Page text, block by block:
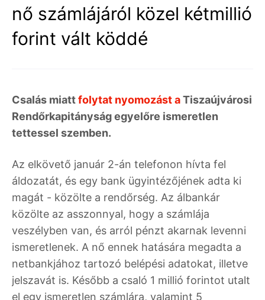
nő számlájáról közel kétmillió
forint vált köddé
Csalás miattfolytat nyomozást aTiszaújvárosi
Rendőrkapitányság egyelőre ismeretlen
tettessel szemben.
Az elkövető január 2-án telefonon hívta fel
áldozatát, és egy bank ügyintézőjének adta ki
magát - közölte a rendőrség. Az álbankár
közölte az asszonnyal, hogy a számlája
veszélyben van, és arról pénzt akarnak levenni
ismeretlenek. A nő ennek hatására megadta a
netbankjához tartozó belépési adatokat, illetve
jelszavát is. Később a csaló 1 millió forintot utalt
el egy ismeretlen számlára, valamint 5